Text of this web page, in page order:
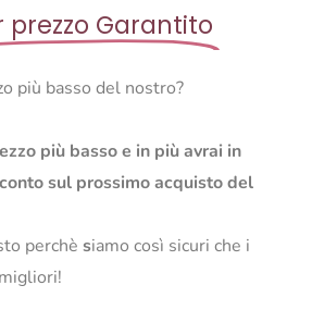
prezzo Garantito
più basso del nostro?
più basso e in più avrai in
sul prossimo acquisto del
perchè siamo così sicuri che i